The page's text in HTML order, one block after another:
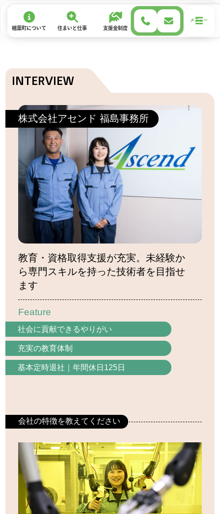
楢葉町について 住まいと仕事 支援金制度 移住サポート
メニュー
楢葉町について
楢葉町について
名物・シンボル
スポット紹介
動画紹介
資料ダウンロード
住まい・仕事
住まい情報
空き家・空き地バンクについて
空き家・空き地バンク(物件情報)
仕事情報
求人情報
会社インタビュー
企業の方へ
出産・子育て関連の支援金制度
生活関連の支援金制度
移住サポート
移住について
移住に向けてのステップ
教育・資格取得支援が充実。未経験か
ら専門スキルを持った技術者を目指せ
ます
株式会社アセンド 福島事務所
Feature
社会に貢献できるやりがい
充実の教育体制
基本定時退社｜年間休日125日
会社の特徴を教えてください